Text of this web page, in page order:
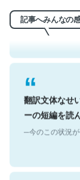
記事へみんなの
─今のこの状況が
翻訳文体なせ
ーの短編を読